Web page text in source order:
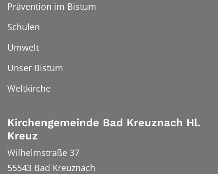
Prävention im Bistum
Schulen
Umwelt
Unser Bistum
Weltkirche
Kirchengemeinde Bad Kreuznach Hl.
Kreuz
Wilhelmstraße 37
55543 Bad Kreuznach